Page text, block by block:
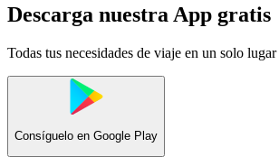
Descarga nuestra App gratis
Todas tus necesidades de viaje en un solo lugar
Consíguelo en Google Play